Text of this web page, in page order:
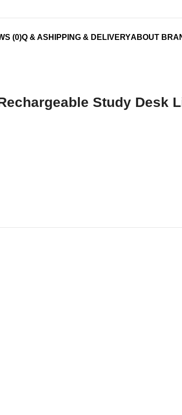
(0)Q & ASHIPPING & DELIVERYABOUT
Study Desk